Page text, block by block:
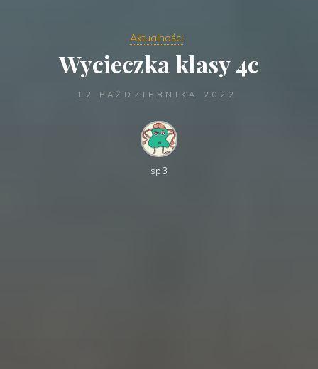
Aktualności
Wycieczka klasy 4c
12 PAŹDZIERNIKA 2022
sp3